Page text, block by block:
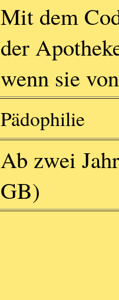
Mit dem
der
wenn sie
Pädophilie
Ab zwei
GB)